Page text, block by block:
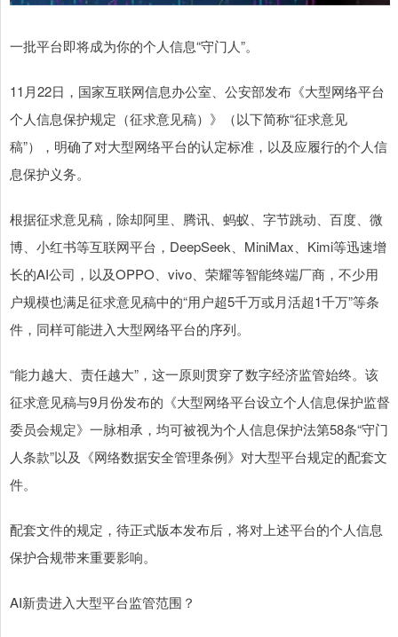
一批平台即将成为你的个人信息“守门人”。
11月22日，国家互联网信息办公室、公安部发布《大型网络平台
个人信息保护规定（征求意见稿）》（以下简称“征求意见
稿”），明确了对大型网络平台的认定标准，以及应履行的个人信
息保护义务。
根据征求意见稿，除却阿里、腾讯、蚂蚁、字节跳动、百度、微
博、小红书等互联网平台，DeepSeek、MiniMax、Kimi等迅速增
长的AI公司，以及OPPO、vivo、荣耀等智能终端厂商，不少用
户规模也满足征求意见稿中的“用户超5千万或月活超1千万”等条
件，同样可能进入大型网络平台的序列。
“能力越大、责任越大”，这一原则贯穿了数字经济监管始终。该
征求意见稿与9月份发布的《大型网络平台设立个人信息保护监督
委员会规定》一脉相承，均可被视为个人信息保护法第58条“守门
人条款”以及《网络数据安全管理条例》对大型平台规定的配套文
件。
配套文件的规定，待正式版本发布后，将对上述平台的个人信息
保护合规带来重要影响。
AI新贵进入大型平台监管范围？